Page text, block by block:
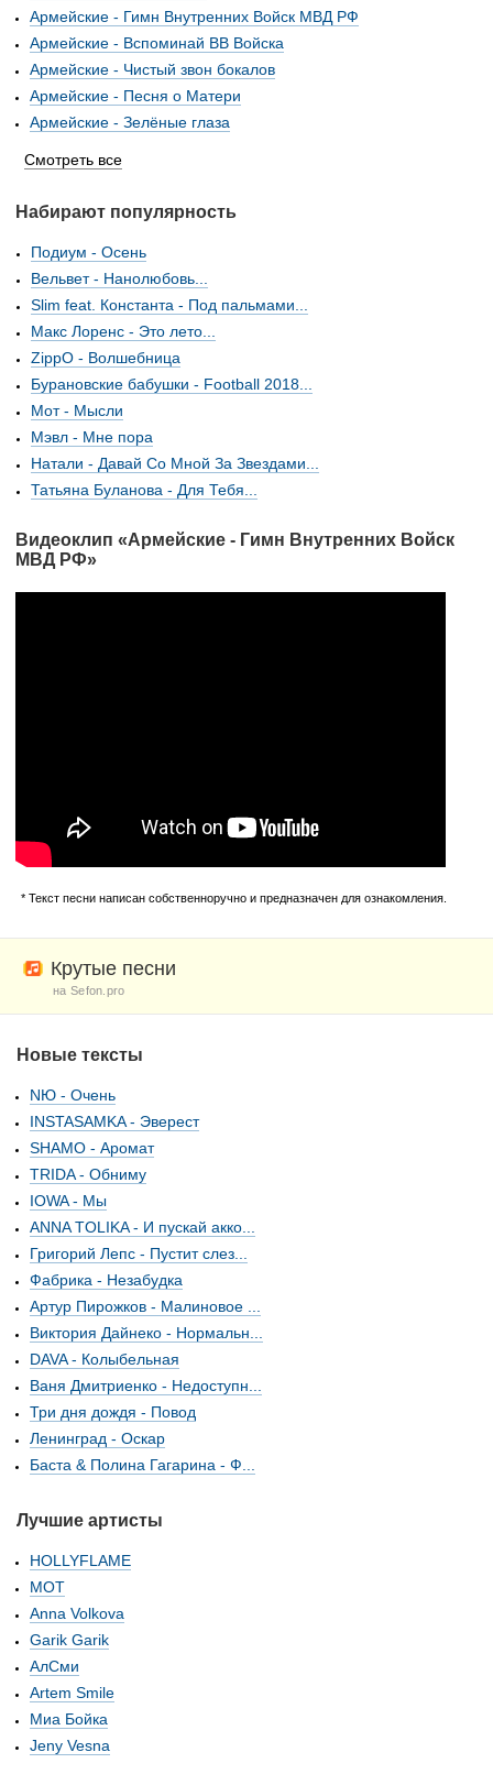
Армейские - Гимн Внутренних Войск МВД РФ
Армейские - Вспоминай ВВ Войска
Армейские - Чистый звон бокалов
Армейские - Песня о Матери
Армейские - Зелёные глаза
Смотреть все
Набирают популярность
Подиум - Осень
Вельвет - Нанолюбовь...
Slim feat. Константа - Под пальмами...
Макс Лоренс - Это лето...
ZippO - Волшебница
Бурановские бабушки - Football 2018...
Мот - Мысли
Мэвл - Мне пора
Натали - Давай Со Мной За Звездами...
Татьяна Буланова - Для Тебя...
Видеоклип «Армейские - Гимн Внутренних Войск
МВД РФ»
* Текст песни написан собственноручно и предназначен для ознакомления.
Крутые песни
на Sefon.pro
Новые тексты
NЮ - Очень
INSTASAMKA - Эверест
SHAMO - Аромат
TRIDA - Обниму
IOWA - Мы
ANNA TOLIKA - И пускай акко...
Григорий Лепс - Пустит слез...
Фабрика - Незабудка
Артур Пирожков - Малиновое ...
Виктория Дайнеко - Нормальн...
DAVA - Колыбельная
Ваня Дмитриенко - Недоступн...
Три дня дождя - Повод
Ленинград - Оскар
Баста & Полина Гагарина - Ф...
Лучшие артисты
HOLLYFLAME
МОТ
Anna Volkova
Garik Garik
АлСми
Artem Smile
Миа Бойка
Jeny Vesna